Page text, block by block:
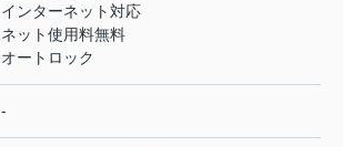
インターネット対応
ネット使用料無料
オートロック
-